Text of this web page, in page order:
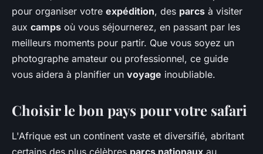
pour organiser votre expédition, des parcs à visiter
aux camps où vous séjournerez, en passant par les
meilleurs moments pour partir. Que vous soyez un
photographe amateur ou professionnel, ce guide
vous aidera à planifier un voyage inoubliable.
Choisir le bon pays pour votre safari
L'Afrique est un continent vaste et diversifié, abritant